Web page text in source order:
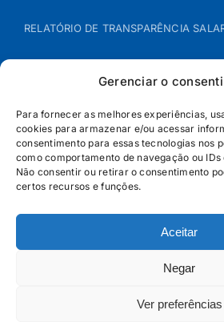
Gerenciar o
Para fornecer as melhores experiências,
cookies para armazenar e/ou acessar
consentimento para essas tecnologias nos
como comportamento de navegação ou
Não consentir ou retirar o consentimento
certos recursos e funções.
Aceitar
Negar
Ver preferências
RELATÓRIO DE TRANSPARÊNCIA
POLÍTICA DE COOKIES
POLÍTICA DE PRIVACIDADE
© Jandaia - 2026 · Todos os